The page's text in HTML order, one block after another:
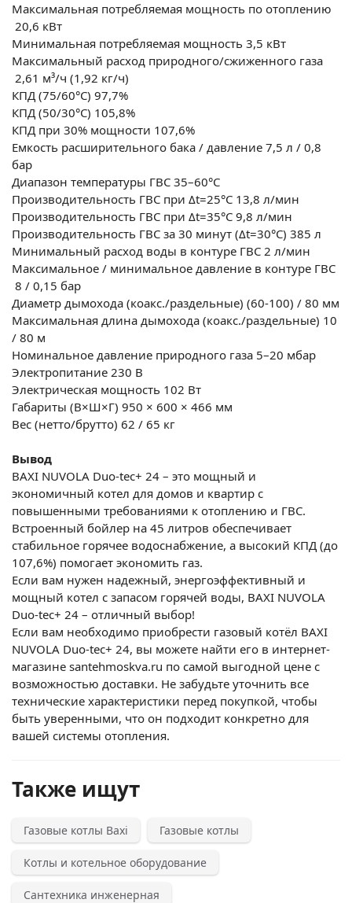
Максимальная потребляемая мощность по отоплению
20,6 кВт
Минимальная потребляемая мощность 3,5 кВт
Максимальный расход природного/сжиженного газа
2,61 м³/ч (1,92 кг/ч)
КПД (75/60°C) 97,7%
КПД (50/30°C) 105,8%
КПД при 30% мощности 107,6%
Емкость расширительного бака / давление 7,5 л / 0,8
бар
Диапазон температуры ГВС 35–60°C
Производительность ГВС при Δt=25°C 13,8 л/мин
Производительность ГВС при Δt=35°C 9,8 л/мин
Производительность ГВС за 30 минут (Δt=30°C) 385 л
Минимальный расход воды в контуре ГВС 2 л/мин
Максимальное / минимальное давление в контуре ГВС
8 / 0,15 бар
Диаметр дымохода (коакс./раздельные) (60-100) / 80 мм
Максимальная длина дымохода (коакс./раздельные) 10
/ 80 м
Номинальное давление природного газа 5–20 мбар
Электропитание 230 В
Электрическая мощность 102 Вт
Габариты (В×Ш×Г) 950 × 600 × 466 мм
Вес (нетто/брутто) 62 / 65 кг
Вывод
BAXI NUVOLA Duo-tec+ 24 – это мощный и
экономичный котел для домов и квартир с
повышенными требованиями к отоплению и ГВС.
Встроенный бойлер на 45 литров обеспечивает
стабильное горячее водоснабжение, а высокий КПД (до
107,6%) помогает экономить газ.
Если вам нужен надежный, энергоэффективный и
мощный котел с запасом горячей воды, BAXI NUVOLA
Duo-tec+ 24 – отличный выбор!
Если вам необходимо приобрести газовый котёл BAXI
NUVOLA Duo-tec+ 24, вы можете найти его в интернет-
магазине santehmoskva.ru по самой выгодной цене с
возможностью доставки. Не забудьте уточнить все
технические характеристики перед покупкой, чтобы
быть уверенными, что он подходит конкретно для
вашей системы отопления.
Также ищут
Газовые котлы Baxi Газовые котлы
Котлы и котельное оборудование
Сантехника инженерная